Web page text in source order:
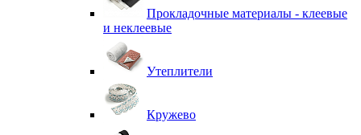
Прокладочные материалы - клеевые
и неклеевые
Утеплители
Кружево